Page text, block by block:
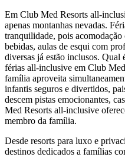
Em Club Med Resorts all-
apenas montanhas nevadas.
tranquilidade, pois
bebidas, aulas de esqui com
diversas já estão inclusos.
férias all-inclusive em Club
família aproveita
infantis seguros e divertidos,
descem pistas emocionantes,
Med Resorts all-inclusive
membro da família.
Desde resorts para luxo e
destinos dedicados a famílias